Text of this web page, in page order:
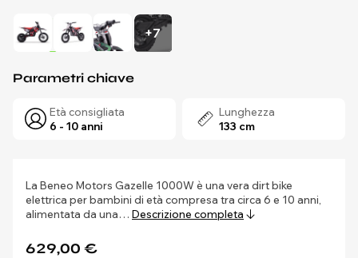
+7
Parametri chiave
Età consigliata
6 - 10 anni
Lunghezza
133 cm
La Beneo Motors Gazelle 1000W è una vera dirt bike
elettrica per bambini di età compresa tra circa 6 e 10 anni,
alimentata da una… Descrizione completa
629,00 €